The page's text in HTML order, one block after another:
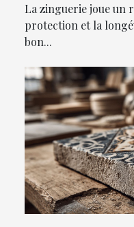
La zinguerie joue un
protection et la
bon...